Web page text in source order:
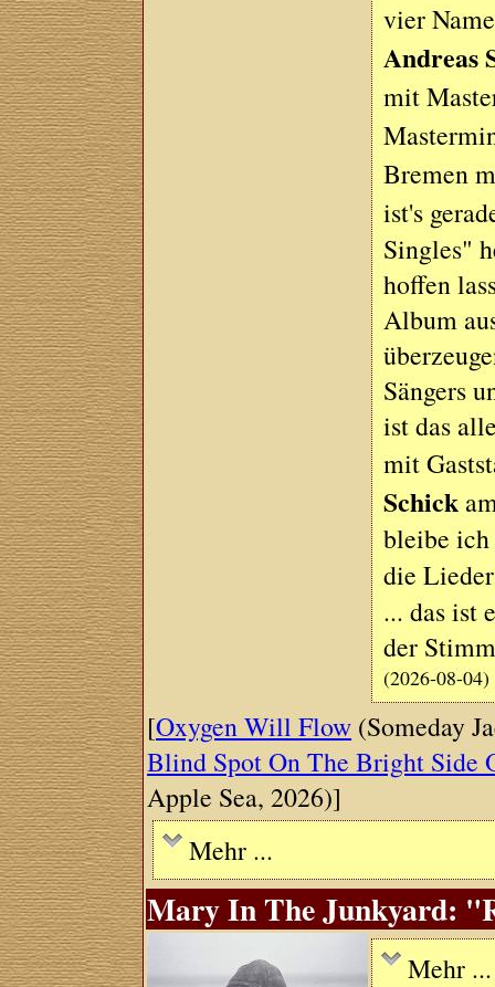
vier
Andreas
mit
Bremen
ist's
Singles"
hoffen
Album
Sängers
ist das
mit
Schick
bleibe ich
die
... das ist
der
(2026-08-04)
[Oxygen Will Flow (Someday
Blind Spot On The Bright Side
Apple Sea, 2026)]
Mehr ...
Mary In The Junkyard:
Mehr ...